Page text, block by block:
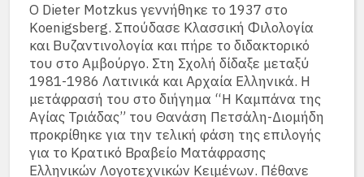
Ο Dieter Motzkus γεννήθηκε το 1937 στο
Koenigsberg. Σπούδασε Κλασσική Φιλολογία
και Βυζαντινολογία και πήρε το διδακτορικό
του στο Αμβούργο. Στη Σχολή δίδαξε μεταξύ
1981-1986 Λατινικά και Αρχαία Ελληνικά. Η
μετάφρασή του στο διήγημα “Η Καμπάνα της
Αγίας Τριάδας” του Θανάση Πετσάλη-Διομήδη
προκρίθηκε για την τελική φάση της επιλογής
για το Κρατικό Βραβείο Ματάφρασης
Ελληνικών Λογοτεχνικών Κειμένων. Πέθανε